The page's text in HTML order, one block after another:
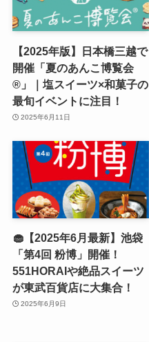
【2025年版】日本橋三越で
開催「夏のあんこ博覧会
®」｜塩スイーツ×和菓子の
最旬イベントに注目！
2025年6月11日
🧁【2025年6月最新】池袋
「第4回 粉博」開催！
551HORAIや絶品スイーツ
が東武百貨店に大集合！
2025年6月9日